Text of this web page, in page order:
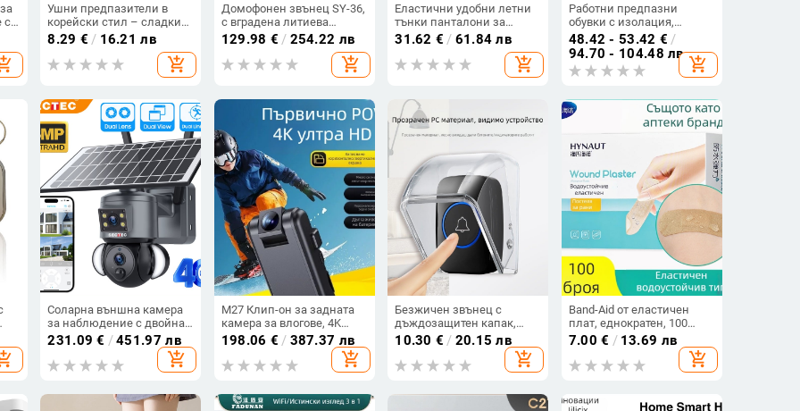
с
Ушни предпазители в
корейски стил – сладки
кръгли уши, плюшени
топли за зимата, за
външна употреба, унисекс
8.29 € / 16.21 лв
add_shopping_cart
Домофонен звънец SY-36,
с вградена литиева
батерия и интерфейс Type-
C за захранване
129.98 € / 254.22 лв
add_shopping_cart
Еластични удобни летни
тънки панталони за
крака, работно облекло,
дентално/орално
клиника, козметика,
хирургично облекло,
дрехи за ръчно пране
31.62 € / 61.84 лв
add_shopping_cart
Работни предпазни
обувки с изолация,
против удар и пробив,
велурова кожа, стоманен
носок, нисък връх
48.42 - 53.42 € /
94.70 - 104.48 лв
add_shopping_cart
Соларна външна камера
за наблюдение с двойна
леща — 5V захранване,
минимално осветление
0.001 lux, SNR > 48 dB,
работен диапазон -30 до
231.09 € /451.97 лв
add_shopping_cart
M27 Клип-он за задната
камера за влогове, 4K
запис, 5-часов живот на
батерията, пуснат през
2023 г.
198.06 € / 387.37 лв
add_shopping_cart
Безжичен звънец с
дъждозащитен капак,
модел E10 – външна
водоустойчива кутия
10.30 € / 20.15 лв
add_shopping_cart
Band-Aid от еластичен
плат, еднократен, 100
броя в кутия, марка Haishi
7.00 € / 13.69 лв
add_shopping_cart